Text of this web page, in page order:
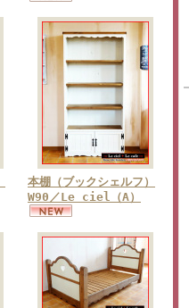
本棚（ブックシェルフ）
W90／Le ciel（A）